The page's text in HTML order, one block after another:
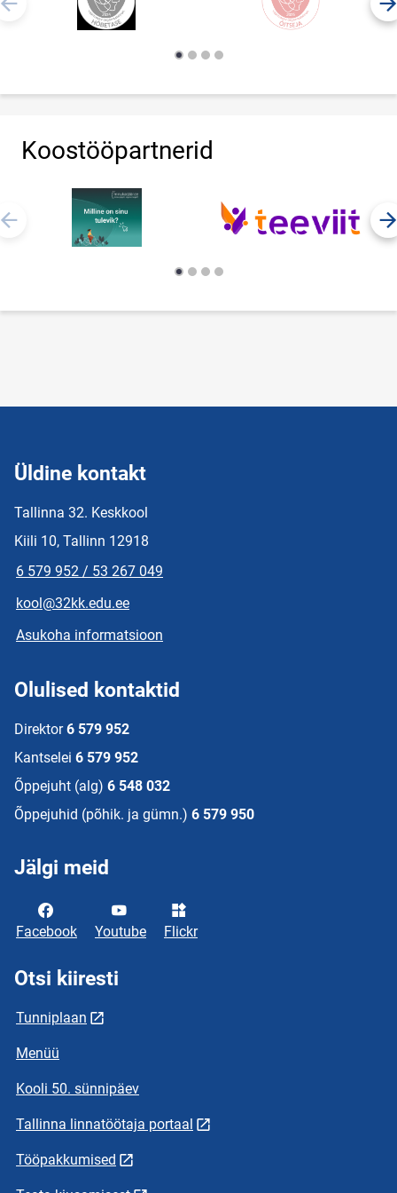
Koostööpartnerid
Üldine kontakt
Tallinna 32. Keskkool
Kiili 10, Tallinn 12918
6 579 952 / 53 267 049
kool@32kk.edu.ee
Asukoha informatsioon
Olulised kontaktid
Direktor 6 579 952
Kantselei 6 579 952
Õppejuht (alg) 6 548 032
Õppejuhid (põhik. ja gümn.) 6 579 950
Jälgi meid
Facebook Youtube Flickr
Otsi kiiresti
Tunniplaan
Menüü
Kooli 50. sünnipäev
Tallinna linnatöötaja portaal
Tööpakkumised